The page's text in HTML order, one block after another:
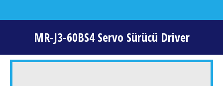
MR-J3-60BS4 Servo Sürücü Driver